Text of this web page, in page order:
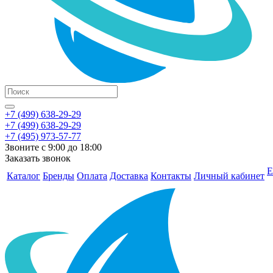
+7 (499) 638-29-29
+7 (499) 638-29-29
+7 (495) 973-57-77
Звоните с 9:00 до 18:00
Заказать звонок
Каталог Бренды Оплата Доставка Контакты Личный кабинет